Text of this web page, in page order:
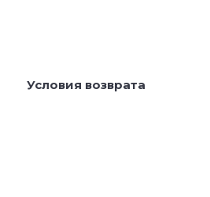
Условия возврата